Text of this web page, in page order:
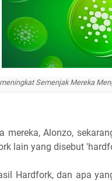
Semenjak Mereka
mereka, Alonzo,
lain yang disebut
Hardfork, dan apa